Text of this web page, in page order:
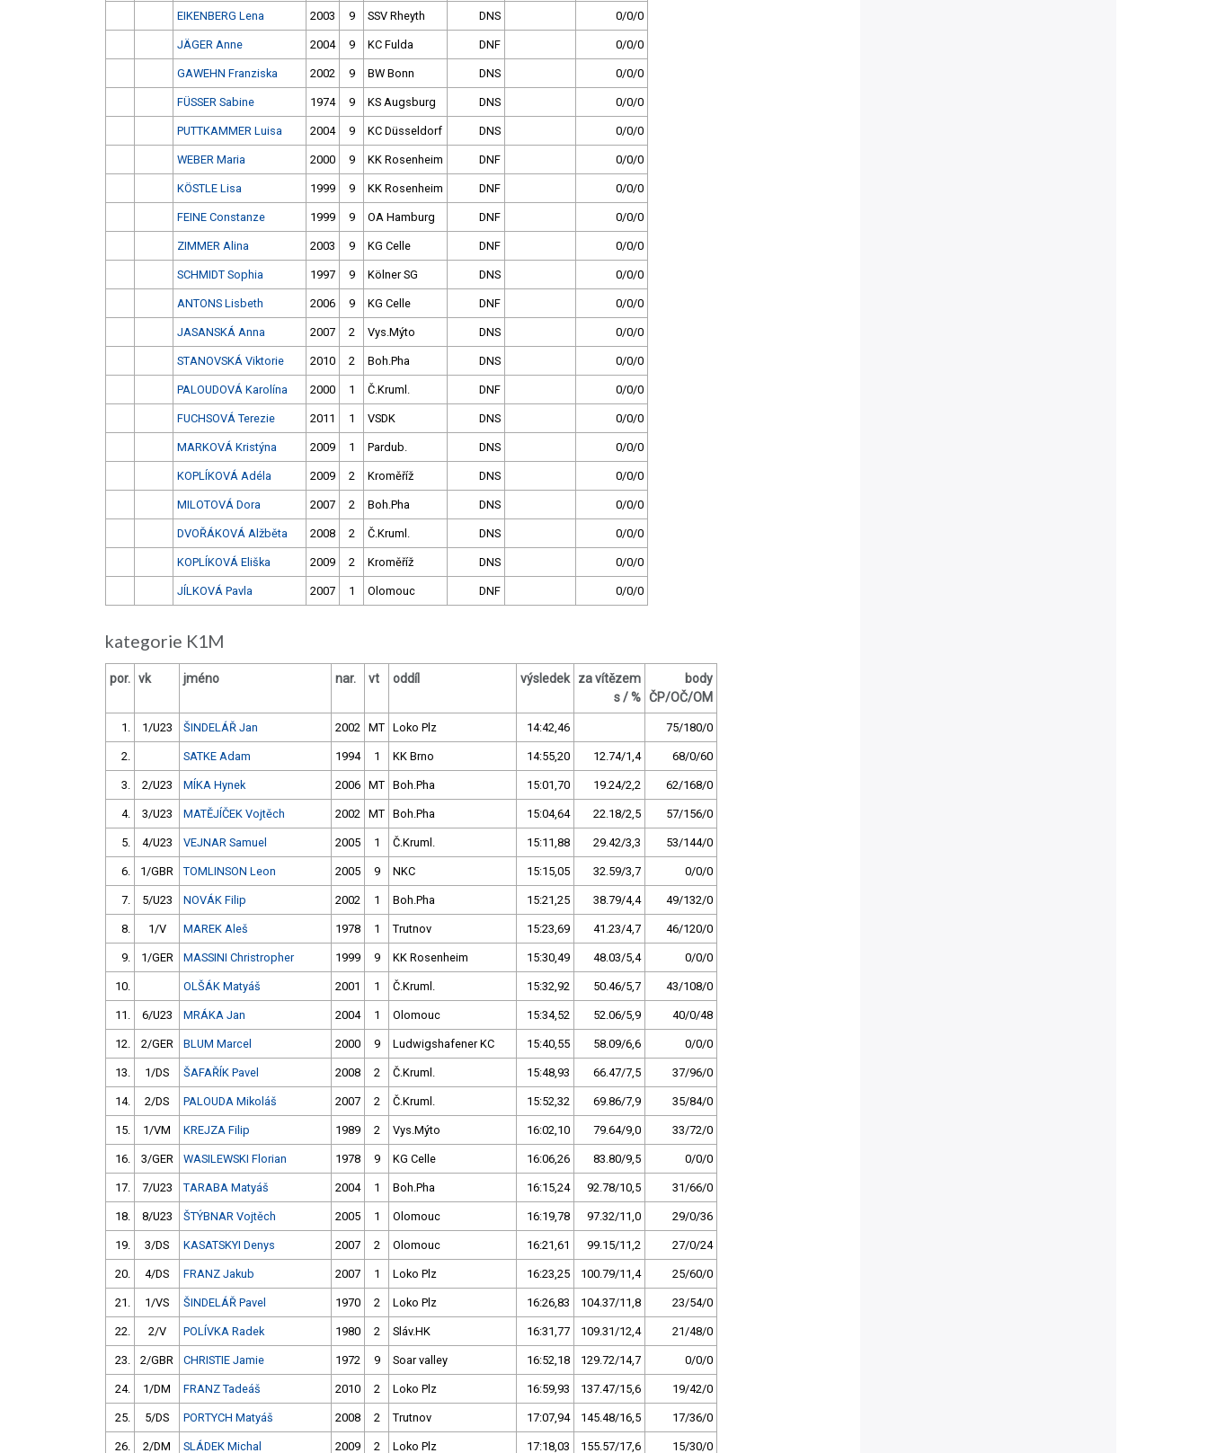
EIKENBERG Lena 2003 9 SSV Rheyth DNS 0/0/0
JÄGER Anne 2004 9 KC Fulda DNF 0/0/0
GAWEHN Franziska 2002 9 BW Bonn DNS 0/0/0
FÜSSER Sabine 1974 9 KS Augsburg DNS 0/0/0
PUTTKAMMER Luisa 2004 9 KC Düsseldorf DNS 0/0/0
WEBER Maria 2000 9 KK Rosenheim DNF 0/0/0
KÖSTLE Lisa 1999 9 KK Rosenheim DNF 0/0/0
FEINE Constanze 1999 9 OA Hamburg DNF 0/0/0
ZIMMER Alina 2003 9 KG Celle DNF 0/0/0
SCHMIDT Sophia 1997 9 Kölner SG DNS 0/0/0
ANTONS Lisbeth 2006 9 KG Celle DNF 0/0/0
JASANSKÁ Anna 2007 2 Vys.Mýto DNS 0/0/0
STANOVSKÁ Viktorie 2010 2 Boh.Pha DNS 0/0/0
PALOUDOVÁ Karolína 2000 1 Č.Kruml. DNF 0/0/0
FUCHSOVÁ Terezie 2011 1 VSDK DNS 0/0/0
MARKOVÁ Kristýna 2009 1 Pardub. DNS 0/0/0
KOPLÍKOVÁ Adéla 2009 2 Kroměříž DNS 0/0/0
MILOTOVÁ Dora 2007 2 Boh.Pha DNS 0/0/0
DVOŘÁKOVÁ Alžběta 2008 2 Č.Kruml. DNS 0/0/0
KOPLÍKOVÁ Eliška 2009 2 Kroměříž DNS 0/0/0
JÍLKOVÁ Pavla 2007 1 Olomouc DNF 0/0/0
kategorie K1M
por. vk jméno nar. vt oddíl výsledek
za vítězem
s / %
body
ČP/OČ/OM
1. 1/U23 ŠINDELÁŘ Jan 2002 MT Loko Plz 14:42,46 75/180/0
2. SATKE Adam 1994 1 KK Brno 14:55,20 12.74/1,4 68/0/60
3. 2/U23 MÍKA Hynek 2006 MT Boh.Pha 15:01,70 19.24/2,2 62/168/0
4. 3/U23 MATĚJÍČEK Vojtěch 2002 MT Boh.Pha 15:04,64 22.18/2,5 57/156/0
5. 4/U23 VEJNAR Samuel 2005 1 Č.Kruml. 15:11,88 29.42/3,3 53/144/0
6. 1/GBR TOMLINSON Leon 2005 9 NKC 15:15,05 32.59/3,7 0/0/0
7. 5/U23 NOVÁK Filip 2002 1 Boh.Pha 15:21,25 38.79/4,4 49/132/0
8. 1/V MAREK Aleš 1978 1 Trutnov 15:23,69 41.23/4,7 46/120/0
9. 1/GER MASSINI Christropher 1999 9 KK Rosenheim 15:30,49 48.03/5,4 0/0/0
10. OLŠÁK Matyáš 2001 1 Č.Kruml. 15:32,92 50.46/5,7 43/108/0
11. 6/U23 MRÁKA Jan 2004 1 Olomouc 15:34,52 52.06/5,9 40/0/48
12. 2/GER BLUM Marcel 2000 9 Ludwigshafener KC 15:40,55 58.09/6,6 0/0/0
13. 1/DS ŠAFAŘÍK Pavel 2008 2 Č.Kruml. 15:48,93 66.47/7,5 37/96/0
14. 2/DS PALOUDA Mikoláš 2007 2 Č.Kruml. 15:52,32 69.86/7,9 35/84/0
15. 1/VM KREJZA Filip 1989 2 Vys.Mýto 16:02,10 79.64/9,0 33/72/0
16. 3/GER WASILEWSKI Florian 1978 9 KG Celle 16:06,26 83.80/9,5 0/0/0
17. 7/U23 TARABA Matyáš 2004 1 Boh.Pha 16:15,24 92.78/10,5 31/66/0
18. 8/U23 ŠTÝBNAR Vojtěch 2005 1 Olomouc 16:19,78 97.32/11,0 29/0/36
19. 3/DS KASATSKYI Denys 2007 2 Olomouc 16:21,61 99.15/11,2 27/0/24
20. 4/DS FRANZ Jakub 2007 1 Loko Plz 16:23,25 100.79/11,4 25/60/0
21. 1/VS ŠINDELÁŘ Pavel 1970 2 Loko Plz 16:26,83 104.37/11,8 23/54/0
22. 2/V POLÍVKA Radek 1980 2 Sláv.HK 16:31,77 109.31/12,4 21/48/0
23. 2/GBR CHRISTIE Jamie 1972 9 Soar valley 16:52,18 129.72/14,7 0/0/0
24. 1/DM FRANZ Tadeáš 2010 2 Loko Plz 16:59,93 137.47/15,6 19/42/0
25. 5/DS PORTYCH Matyáš 2008 2 Trutnov 17:07,94 145.48/16,5 17/36/0
26. 2/DM SLÁDEK Michal 2009 2 Loko Plz 17:18,03 155.57/17,6 15/30/0